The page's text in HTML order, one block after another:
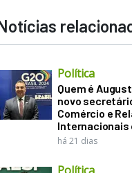
Política
Quem é
novo
Comércio e
Internacionais
há 21 dias